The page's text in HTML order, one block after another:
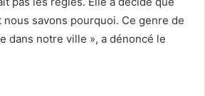
nous savons pourquoi. Ce genre de
dans notre ville », a dénoncé le